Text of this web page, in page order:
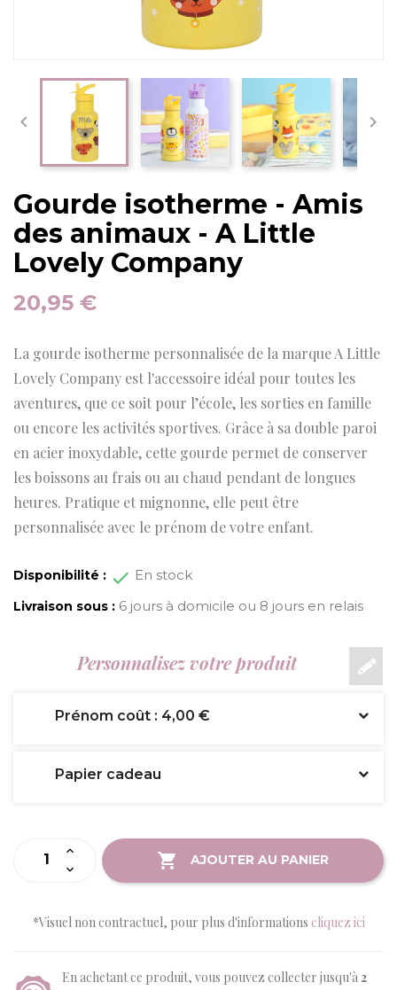
 
Gourde isotherme - Amis
des animaux - A Little
Lovely Company
20,95 €
La gourde isotherme personnalisée de la marque A Little
Lovely Company est l'accessoire idéal pour toutes les
aventures, que ce soit pour l’école, les sorties en famille
ou encore les activités sportives. Grâce à sa double paroi
en acier inoxydable, cette gourde permet de conserver
les boissons au frais ou au chaud pendant de longues
heures. Pratique et mignonne, elle peut être
personnalisée avec le prénom de votre enfant.
Disponibilité : En stock
Livraison sous : 6 jours à domicile ou 8 jours en relais
Personnalisez votre produit
Prénom coût : 4,00 €
Papier cadeau
AJOUTER AU PANIER
*Visuel non contractuel, pour plus d'informations cliquez ici
En achetant ce produit, vous pouvez collecter jusqu'à2